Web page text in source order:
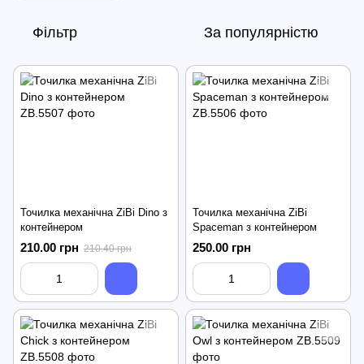
Фільтр За популярністю
Точилка механічна ZiBi Dino з
контейнером
210.00 грн 210.40 грн
Точилка механічна ZiBi
Spaceman з контейнером
250.00 грн